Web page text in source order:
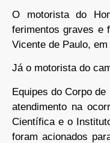
O motorista do
ferimentos graves e
Vicente de Paulo, em
Já o motorista do
Equipes do Corpo
atendimento na
Científica e o
foram acionados